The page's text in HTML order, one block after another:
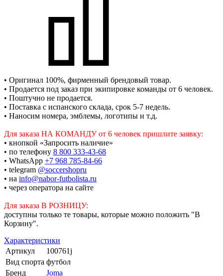
• Оригинал 100%, фирменный брендовый товар.
• Продается под заказ при экипировке команды от 6 человек.
• Поштучно не продается.
• Поставка с испанского склада, срок 5-7 недель.
• Наносим номера, эмблемы, логотипы и т.д.
Для заказа НА КОМАНДУ от 6 человек пришлите заявку:
• кнопкой «Запросить наличие»
• по телефону 8 800 333-43-68
• WhatsApp +7 968 785-84-66
• telegram @soccershopru
• на info@nabor-futbolista.ru
• через оператора на сайте
Для заказа В РОЗНИЦУ:
доступны только те товары, которые можно положить "В
Корзину".
Характеристики
Артикул
100761j
Вид спорта футбол
Бренд
Joma